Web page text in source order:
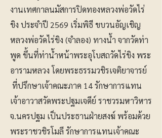
งานเทศกาลนมัสการปิดทองหลวงพ่อวัดไร่
ขิง ประจำปี 2569 เริ่มพิธี ขบวนอัญเชิญ
หลวงพ่อวัดไร่ขิง (จำลอง) ทางน้ำ จากวัดท่า
พูด ขึ้นที่ท่าน้ำหน้าพระอุโบสถวัดไร่ขิง พระ
อารามหลวง โดยพระธรรมวชิรเจติยาจารย์
ที่ปรึกษาเจ้าคณะภาค 14 รักษาการแทน
เจ้าอาวาสวัดพระปฐมเจดีย์ ราชวรมหาวิหาร
จ.นครปฐม เป็นประธานฝ่ายสงฆ์ พร้อมด้วย
พระราชวชิรโมลี รักษาการแทนเจ้าคณะ